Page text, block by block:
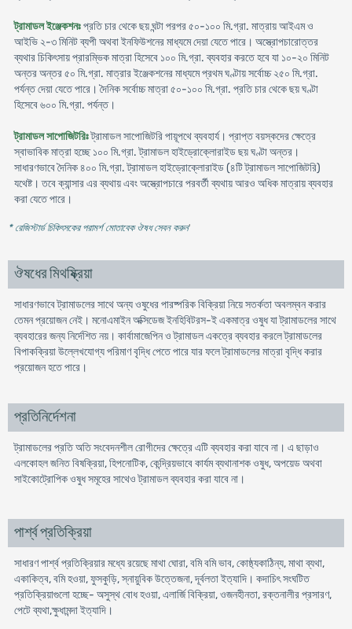
ট্রামাডল ইঞ্জেকশনঃপ্রতি চার থেকে ছয় ঘন্টা পরপর ৫০-১০০ মি.গ্রা. মাত্রায় আইএম ও
আইভি ২-৩ মিনিট ব্যপী অথবা ইনফিউশনের মাধ্যমে দেয়া যেতে পারে। অস্ত্রোপচারোত্তর
ব্যথার চিকিৎসায় প্রারম্ভিক মাত্রা হিসেবে ১০০ মি.গ্রা. ব্যবহার করতে হবে যা ১০-২০ মিনিট
অন্তর অন্তর ৫০ মি.গ্রা. মাত্রার ইঞ্জেকশনের মাধ্যমে প্রথম ঘণ্টায় সর্বোচ্চ ২৫০ মি.গ্রা.
পর্যন্ত দেয়া যেতে পারে। দৈনিক সর্বোচ্চ মাত্রা ৫০-১০০ মি.গ্রা. প্রতি চার থেকে ছয় ঘণ্টা
হিসেবে ৬০০ মি.গ্রা. পর্যন্ত।
ট্রামাডল সাপোজিটরিঃট্রামাডল সাপোজিটরি পায়ূপথে ব্যবহার্য। প্রাপ্ত বয়স্কদের ক্ষেত্রে
স্বাভাবিক মাত্রা হচ্ছে ১০০ মি.গ্রা. ট্রামাডল হাইড্রোক্লোরাইড ছয় ঘণ্টা অন্তর।
সাধারণভাবে দৈনিক ৪০০ মি.গ্রা. ট্রামাডল হাইড্রোক্লোরাইড (৪টি ট্রামাডল সাপোজিটরি)
যথেষ্ট। তবে ক্যান্সার এর ব্যথায় এবং অস্ত্রোপচারে পরবর্তী ব্যথায় আরও অধিক মাত্রায় ব্যবহার
করা যেতে পারে।
* রেজিস্টার্ড চিকিৎসকের পরামর্শ মোতাবেক ঔষধ সেবন করুন'
ঔষধের মিথষ্ক্রিয়া
সাধারণভাবে ট্রামাডলের সাথে অন্য ওষুধের পারষ্পরিক বিক্রিয়া নিয়ে সতর্কতা অবলম্বন করার
তেমন প্রয়োজন নেই। মনোএমাইন অক্সিডেজ ইনহিবিটরস-ই একমাত্র ওষুধ যা ট্রামাডলের সাথে
ব্যবহারের জন্য নির্দেশিত নয়। কার্বামাজেপিন ও ট্রামাডল একত্রে ব্যবহার করলে ট্রামাডলের
বিপাকক্রিয়া উল্লেখযোগ্য পরিমাণ বৃদ্ধি পেতে পারে যার ফলে ট্রামাডলের মাত্রা বৃদ্ধি করার
প্রয়োজন হতে পারে।
প্রতিনির্দেশনা
ট্রামাডলের প্রতি অতি সংবেদনশীল রোগীদের ক্ষেত্রে এটি ব্যবহার করা যাবে না। এ ছাড়াও
এলকোহল জনিত বিষক্রিয়া, হিপনোটিক, কেন্দ্রিয়ভাবে কার্যম ব্যথানাশক ওষুধ, অপয়েড অথবা
সাইকোট্রোপিক ওষুধ সমূহের সাথেও ট্রামাডল ব্যবহার করা যাবে না।
পার্শ্ব প্রতিক্রিয়া
সাধারণ পার্শ্ব প্রতিক্রিয়ার মধ্যে রয়েছে মাথা ঘোরা, বমি বমি ভাব, কোষ্ঠ্যকাঠিন্য, মাথা ব্যথা,
একাকিত্ব, বমি হওয়া, ফুসকুড়ি, স্নায়ুবিক উত্তেজনা, দূর্বলতা ইত্যাদি। কদাচিৎ সংঘটিত
প্রতিক্রিয়াগুলো হচ্ছে- অসুস্থ বোধ হওয়া, এলার্জি বিক্রিয়া, ওজনহীনতা, রক্তনালীর প্রসারণ,
পেটে ব্যথা,ক্ষুধামন্দা ইত্যাদি।